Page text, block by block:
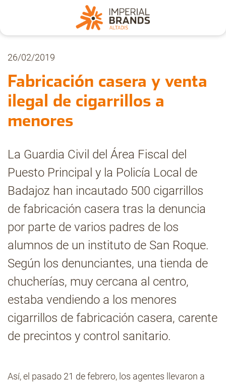
Nosotros
Secciones
Denuncia
Pregúntanos
Archivo
Estadísticas CMT
Contacto
26/02/2019
Fabricación casera y venta
ilegal de cigarrillos a
menores
La Guardia Civil del Área Fiscal del
Puesto Principal y la Policía Local de
Badajoz han incautado 500 cigarrillos
de fabricación casera tras la denuncia
por parte de varios padres de los
alumnos de un instituto de San Roque.
Según los denunciantes, una tienda de
chucherías, muy cercana al centro,
estaba vendiendo a los menores
cigarrillos de fabricación casera, carente
de precintos y control sanitario.
Así, el pasado 21 de febrero, los agentes llevaron a